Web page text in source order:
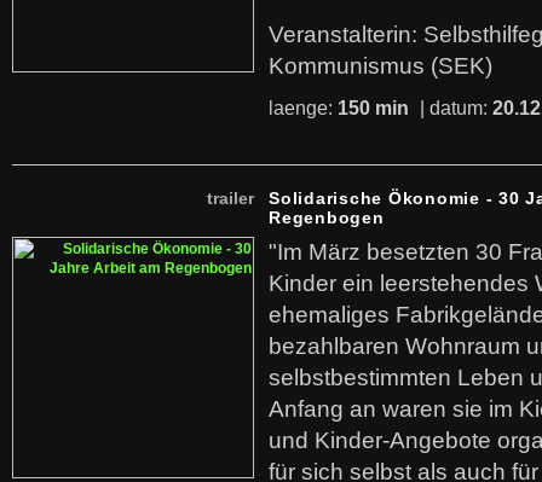
Veranstalterin:
Kommunismus (SEK)
laenge: 150 min | datum:
trailer
Solidarische Ökonomie - 30
Regenbogen
"Im März besetzten 30
Kinder ein leerstehendes
ehemaliges
bezahlbaren Wohnraum
selbstbestimmten Leben
Anfang an waren sie im
und Kinder-Angebote
für sich selbst als auch